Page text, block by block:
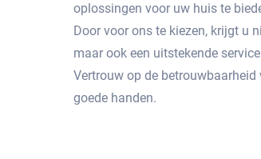
oplossingen voor uw huis te
Door voor ons te kiezen, krijgt u
maar ook een uitstekende
Vertrouw op de
goede handen.